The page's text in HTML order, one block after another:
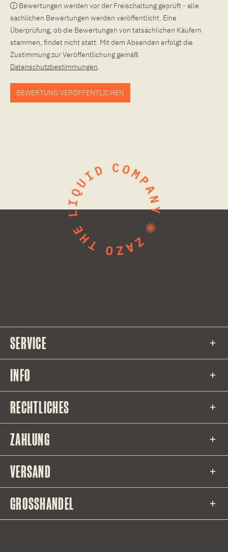
Bewertungen werden vor der Freischaltung geprüft - alle
sachlichen Bewertungen werden veröffentlicht. Eine
Überprüfung, ob die Bewertungen von tatsächlichen Käufern
stammen, findet nicht statt. Mit dem Absenden erfolgt die
Zustimmung zur Veröffentlichung gemäß
Datenschutzbestimmungen.
BEWERTUNG VERÖFFENTLICHEN
SERVICE
INFO
RECHTLICHES
ZAHLUNG
VERSAND
GROSSHANDEL